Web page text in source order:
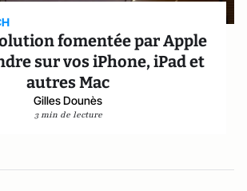
fomentée par Apple
sur vos iPhone, iPad et
autres Mac
Gilles Dounès
3 min de lecture